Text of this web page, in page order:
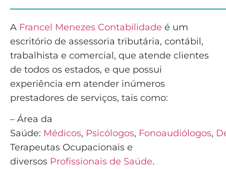
A Francel Menezes Contabilidade é um
escritório de assessoria tributária, contábil,
trabalhista e comercial, que atende clientes
de todos os estados, e que possui
experiência em atender inúmeros
prestadores de serviços, tais como:
– Área da
Saúde: Médicos, Psicólogos, Fonoaudiólogos,
Terapeutas Ocupacionais e
diversos Profissionais de Saúde.